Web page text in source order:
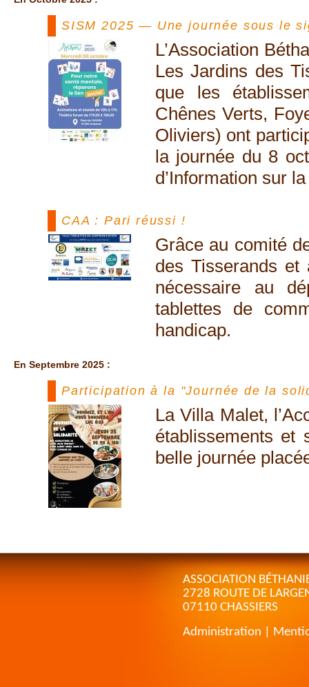
SISM 2025 — Une journée sous le
L’Association
Les Jardins des
que les
Chênes Verts,
Oliviers) ont
la journée du 8
d’Information sur
CAA : Pari réussi !
Grâce au comité
des Tisserands
nécessaire au
tablettes de
handicap.
En Septembre 2025 :
Participation à la "Journée de la
La Villa Malet,
établissements et
belle journée
ASSOCIATION
2728 ROUTE DE
07110 CHASSIERS
Administration